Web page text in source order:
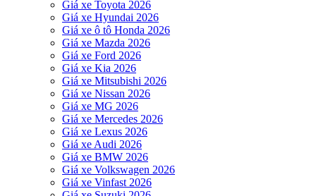
Giá xe Toyota 2026
Giá xe Hyundai 2026
Giá xe ô tô Honda 2026
Giá xe Mazda 2026
Giá xe Ford 2026
Giá xe Kia 2026
Giá xe Mitsubishi 2026
Giá xe Nissan 2026
Giá xe MG 2026
Giá xe Mercedes 2026
Giá xe Lexus 2026
Giá xe Audi 2026
Giá xe BMW 2026
Giá xe Volkswagen 2026
Giá xe Vinfast 2026